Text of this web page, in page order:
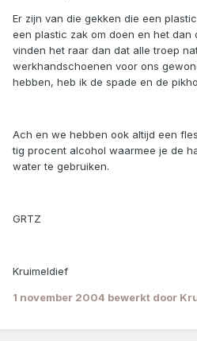
Er zijn van die gekken die een
een plastic zak om doen en het dan
vinden het raar dan dat alle troep
werkhandschoenen voor ons
hebben, heb ik de spade en de
Ach en we hebben ook altijd een
tig procent alcohol waarmee je de
water te gebruiken.
GRTZ
Kruimeldief
1 november 2004 bewerkt door